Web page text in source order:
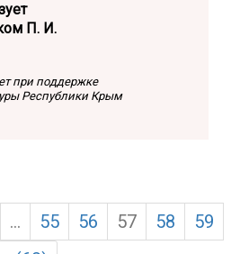
П. И.
при поддержке
Республики Крым
... 55 56 57 58
59